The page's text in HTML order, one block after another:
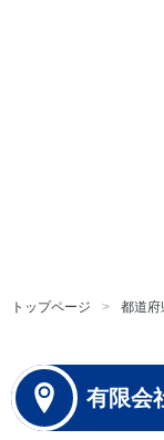
トップページ 都道府
有限会